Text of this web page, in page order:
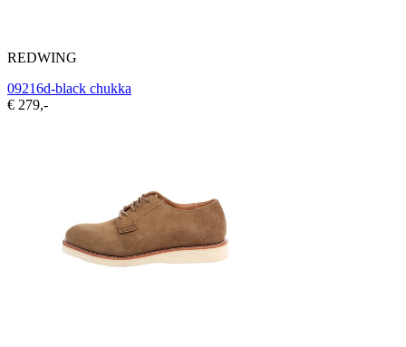
REDWING
09216d-black chukka
€ 279,-